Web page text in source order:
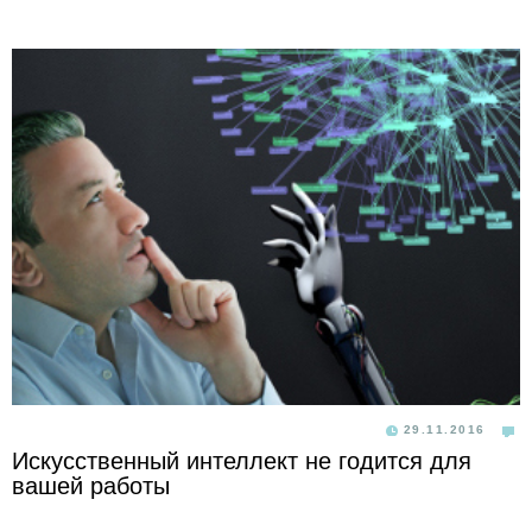
29.11.2016
Искусственный интеллект не годится для
вашей работы